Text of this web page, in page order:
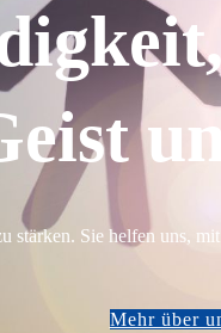
stärken. Sie helfen uns,
Mehr über